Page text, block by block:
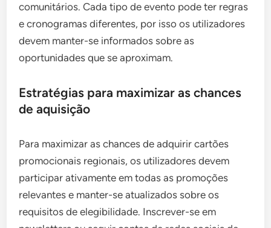
comunitários. Cada tipo de evento pode ter regras
e cronogramas diferentes, por isso os utilizadores
devem manter-se informados sobre as
oportunidades que se aproximam.
Estratégias para maximizar as chances
de aquisição
Para maximizar as chances de adquirir cartões
promocionais regionais, os utilizadores devem
participar ativamente em todas as promoções
relevantes e manter-se atualizados sobre os
requisitos de elegibilidade. Inscrever-se em